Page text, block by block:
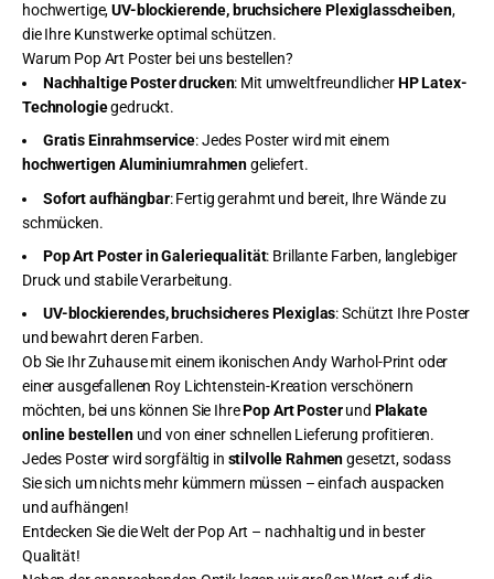
hochwertige,UV-blockierende, bruchsichere Plexiglasscheiben,
die Ihre Kunstwerke optimal schützen.
Warum Pop Art Poster bei uns bestellen?
Nachhaltige Poster drucken: Mit umweltfreundlicherHP Latex-
Technologiegedruckt.
Gratis Einrahmservice: Jedes Poster wird mit einem
hochwertigen Aluminiumrahmengeliefert.
Sofort aufhängbar: Fertig gerahmt und bereit, Ihre Wände zu
schmücken.
Pop Art Poster in Galeriequalität: Brillante Farben, langlebiger
Druck und stabile Verarbeitung.
UV-blockierendes, bruchsicheres Plexiglas: Schützt Ihre Poster
und bewahrt deren Farben.
Ob Sie Ihr Zuhause mit einem ikonischen Andy Warhol-Print oder
einer ausgefallenen Roy Lichtenstein-Kreation verschönern
möchten, bei uns können Sie IhrePop Art Posterund Plakate
online bestellenund von einer schnellen Lieferung profitieren.
Jedes Poster wird sorgfältig in stilvolle Rahmengesetzt, sodass
Sie sich um nichts mehr kümmern müssen – einfach auspacken
und aufhängen!
Entdecken Sie die Welt der Pop Art – nachhaltig und in bester
Qualität!